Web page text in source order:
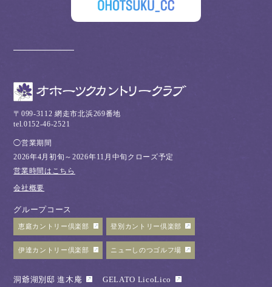
〒099-3112 網走市北浜269番地
tel.0152-46-2521
◯営業期間
2026年4月初旬～2026年11月中旬クローズ予定
営業時間はこちら
会社概要
グループコース
恵庭カントリー倶楽部 登別カントリー倶楽部
伊達カントリー倶楽部 ニューしのつゴルフ場
洞爺湖別邸 進木庵 GELATO LicoLico